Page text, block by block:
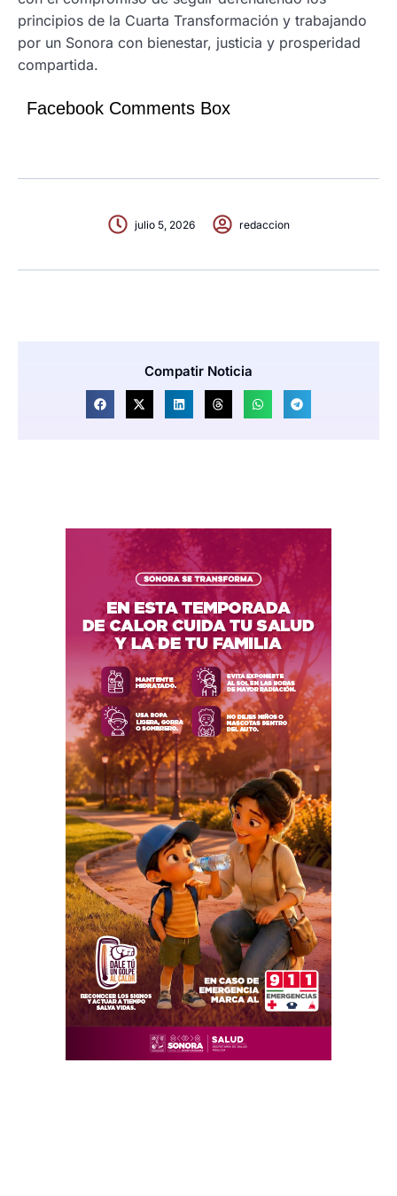
principios de la Cuarta Transformación y trabajando
por un Sonora con bienestar, justicia y prosperidad
compartida.
Facebook Comments Box
julio 5, 2026 redaccion
Compatir Noticia